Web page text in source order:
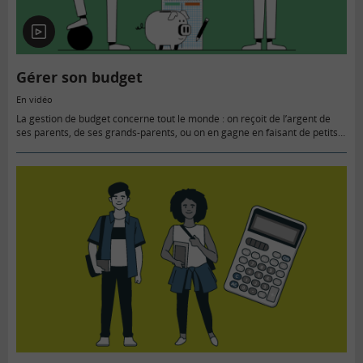
En
vidéo
Gérer son budget
En vidéo
La gestion de budget concerne tout le monde : on reçoit de l’argent de
ses parents, de ses grands-parents, ou on en gagne en faisant de petits